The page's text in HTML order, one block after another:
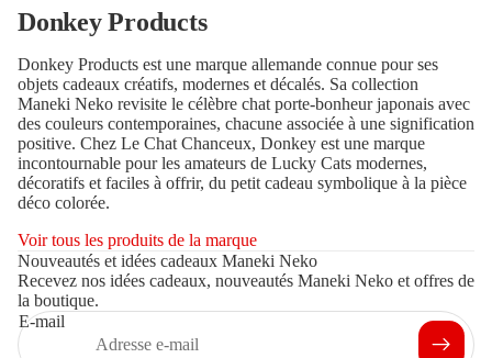
Donkey Products
Donkey Products est une marque allemande connue pour ses
objets cadeaux créatifs, modernes et décalés. Sa collection
Maneki Neko revisite le célèbre chat porte-bonheur japonais avec
des couleurs contemporaines, chacune associée à une signification
positive. Chez Le Chat Chanceux, Donkey est une marque
incontournable pour les amateurs de Lucky Cats modernes,
décoratifs et faciles à offrir, du petit cadeau symbolique à la pièce
déco colorée.
Voir tous les produits de la marque
Nouveautés et idées cadeaux Maneki Neko
Recevez nos idées cadeaux, nouveautés Maneki Neko et offres de
la boutique.
E-mail